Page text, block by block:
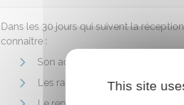
Dans les 30 jours qui suivent la
connaître :
Son accord
Les raisons qui expliquent son
This site